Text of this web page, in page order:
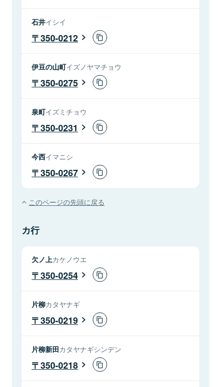
石井イシイ
350-0212
伊豆の山町イズノヤマチョウ
350-0275
泉町イズミチョウ
350-0231
今西イマニシ
350-0267
このページの先頭に戻る
カ行
欠ノ上カケノウエ
350-0254
片柳カタヤナギ
350-0219
片柳新田カタヤナギシンデン
350-0218